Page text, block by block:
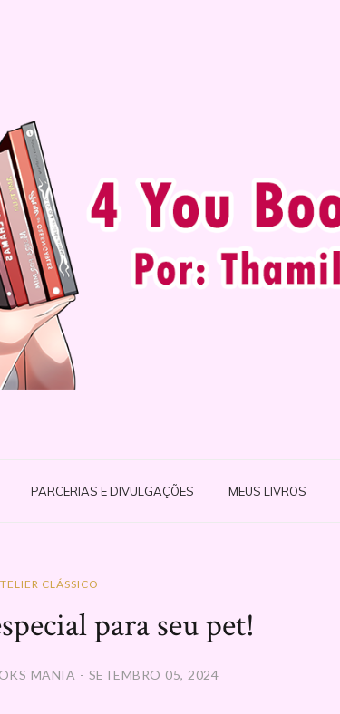
PARCERIAS E DIVULGAÇÕES MEUS LIVROS
CLÁSSICO
para seu pet!
MANIA - SETEMBRO 05, 2024